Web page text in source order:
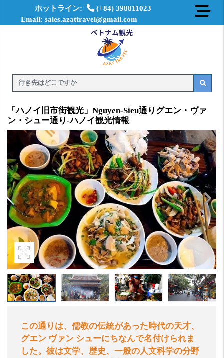
ホットライン:
(+84) 398811023
Email: sales.azattravel@gmail.com
「ハノイ旧市街観光」Nguyen-Sieu通りグエン・ヴァ
ン・シュー通り-ハノイ観光情報
この通りは、儒教の伝統があった時代の天才、
グエン ヴァン シューにちなんで名付けられま
した。彼は文学、歴史、一般の人文科学の分野